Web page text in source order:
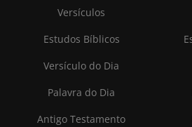
Versículos
Estudos Bíblicos
Versículo do Dia
Palavra do Dia
Antigo Testamento